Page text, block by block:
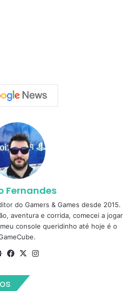
Fernandes
do Gamers & Games desde 2015.
aventura e corrida, comecei a jogar
console queridinho até hoje é o
WebsiteFacebook
X